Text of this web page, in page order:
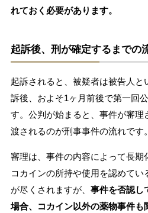
れておく必要があります。
起訴後、刑が確定するまでの
起訴されると、被疑者は被告人と
訴後、およそ1ヶ月前後で第一回
す。公判が始まると、事件が審理
渡されるのが刑事事件の流れです。
審理は、事件の内容によって長期
コカインの所持や使用を認めて
が尽くされますが、 事件を否認し
場合、コカイン以外の薬物事件も